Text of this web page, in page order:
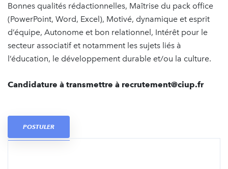
Bonnes qualités rédactionnelles, Maîtrise du pack office
(PowerPoint, Word, Excel), Motivé, dynamique et esprit
d’équipe, Autonome et bon relationnel, Intérêt pour le
secteur associatif et notamment les sujets liés à
l’éducation, le développement durable et/ou la culture.
Candidature à transmettre à recrutement@ciup.fr
POSTULER